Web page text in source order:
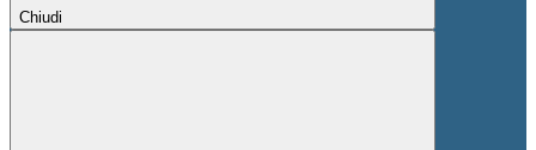
Chiudi